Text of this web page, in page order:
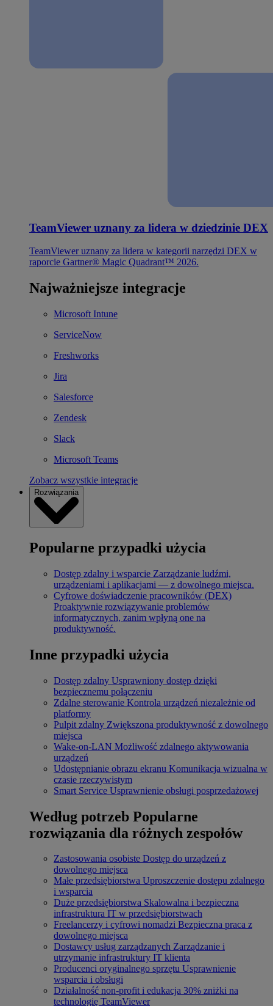
TeamViewer uznany za lidera w dziedzinie DEX
TeamViewer uznany za lidera w kategorii narzędzi DEX w
raporcie Gartner® Magic Quadrant™ 2026.
Najważniejsze integracje
Microsoft Intune
ServiceNow
Freshworks
Jira
Salesforce
Zendesk
Slack
Microsoft Teams
Zobacz wszystkie integracje
Rozwiązania
Popularne przypadki użycia
Dostęp zdalny i wsparcie Zarządzanie ludźmi,
urządzeniami i aplikacjami — z dowolnego miejsca.
Cyfrowe doświadczenie pracowników (DEX)
Proaktywnie rozwiązywanie problemów
informatycznych, zanim wpłyną one na
produktywność.
Inne przypadki użycia
Dostęp zdalny Usprawniony dostęp dzięki
bezpiecznemu połączeniu
Zdalne sterowanie Kontrola urządzeń niezależnie od
platformy
Pulpit zdalny Zwiększona produktywność z dowolnego
miejsca
Wake-on-LAN Możliwość zdalnego aktywowania
urządzeń
Udostępnianie obrazu ekranu Komunikacja wizualna w
czasie rzeczywistym
Smart Service Usprawnienie obsługi posprzedażowej
Według potrzeb Popularne
rozwiązania dla różnych zespołów
Zastosowania osobiste Dostęp do urządzeń z
dowolnego miejsca
Małe przedsiębiorstwa Uproszczenie dostępu zdalnego
i wsparcia
Duże przedsiębiorstwa Skalowalna i bezpieczna
infrastruktura IT w przedsiębiorstwach
Freelancerzy i cyfrowi nomadzi Bezpieczna praca z
dowolnego miejsca
Dostawcy usług zarządzanych Zarządzanie i
utrzymanie infrastruktury IT klienta
Producenci oryginalnego sprzętu Usprawnienie
wsparcia i obsługi
Działalność non-profit i edukacja 30% zniżki na
technologię TeamViewer